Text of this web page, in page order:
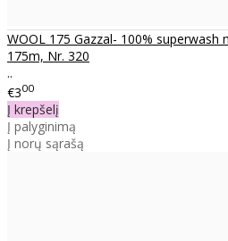
WOOL 175 Gazzal- 100%
175m, Nr. 320
..
€300
Į krepšelį
Į palyginimą
Į norų sąrašą